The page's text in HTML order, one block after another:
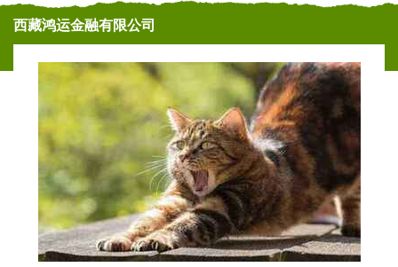
西藏鸿运金融有限公司